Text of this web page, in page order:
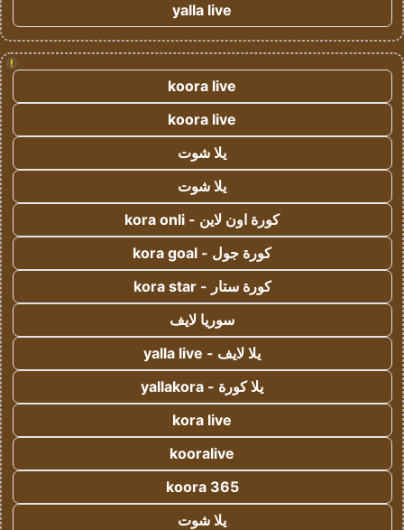
yalla live
!
koora live
koora live
يلا شوت
يلا شوت
كورة اون لاين - kora onli
كورة جول - kora goal
كورة ستار - kora star
سوريا لايف
يلا لايف - yalla live
يلا كورة - yallakora
kora live
kooralive
koora 365
يلا شوت